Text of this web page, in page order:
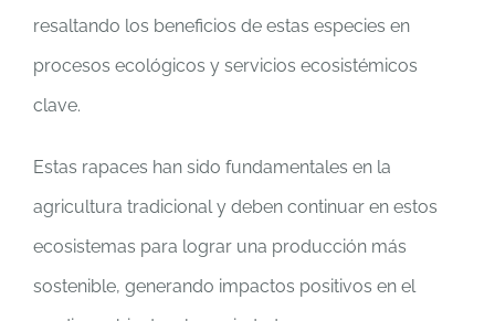
resaltando los beneficios de estas especies en
procesos ecológicos y servicios ecosistémicos
clave.
Estas rapaces han sido fundamentales en la
agricultura tradicional y deben continuar en estos
ecosistemas para lograr una producción más
sostenible, generando impactos positivos en el